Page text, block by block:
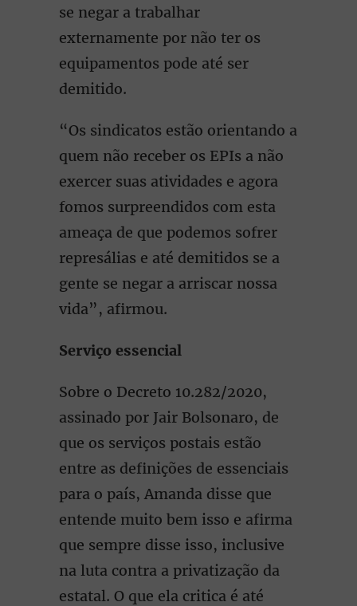
se negar a trabalhar
externamente por não ter os
equipamentos pode até ser
demitido.
“Os sindicatos estão orientando a
quem não receber os EPIs a não
exercer suas atividades e agora
fomos surpreendidos com esta
ameaça de que podemos sofrer
represálias e até demitidos se a
gente se negar a arriscar nossa
vida”, afirmou.
Serviço essencial
Sobre o Decreto 10.282/2020,
assinado por Jair Bolsonaro, de
que os serviços postais estão
entre as definições de essenciais
para o país, Amanda disse que
entende muito bem isso e afirma
que sempre disse isso, inclusive
na luta contra a privatização da
estatal. O que ela critica é até